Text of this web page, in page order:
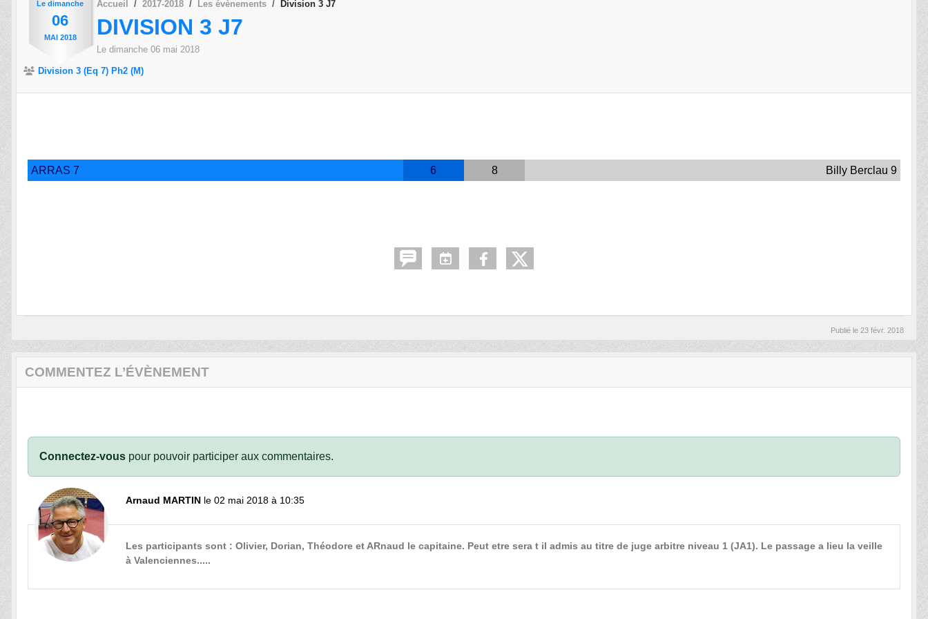
Le dimanche
06
MAI 2018
Accueil 2017-2018 Les évènements Division 3 J7
DIVISION 3 J7
Le dimanche 06 mai 2018
Division 3 (Eq 7) Ph2 (M)
ARRAS 7 6 8 Billy Berclau 9
Publié le 23 févr. 2018
COMMENTEZ L’ÉVÈNEMENT
Connectez-vous pour pouvoir participer aux commentaires.
Arnaud MARTIN le 02 mai 2018 à 10:35
Les participants sont : Olivier, Dorian, Théodore et ARnaud le capitaine. Peut etre sera t il admis au titre de juge arbitre niveau 1 (JA1). Le passage a lieu la veille
à Valenciennes.....